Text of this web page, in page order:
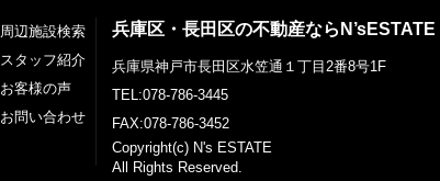
周辺施設検索
スタッフ紹介
お客様の声
お問い合わせ
兵庫区・長田区の不動産ならN’sESTATE
兵庫県神戸市長田区水笠通１丁目2番8号1F
TEL:078-786-3445
FAX:078-786-3452
Copyright(c) N's ESTATE
All Rights Reserved.